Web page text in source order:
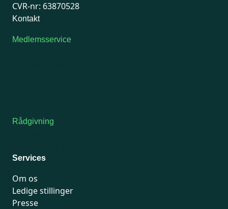
CVR-nr: 63870528
Kontakt
Medlemsservice
Rådgivning
Services
Om os
Ledige stillinger
Presse